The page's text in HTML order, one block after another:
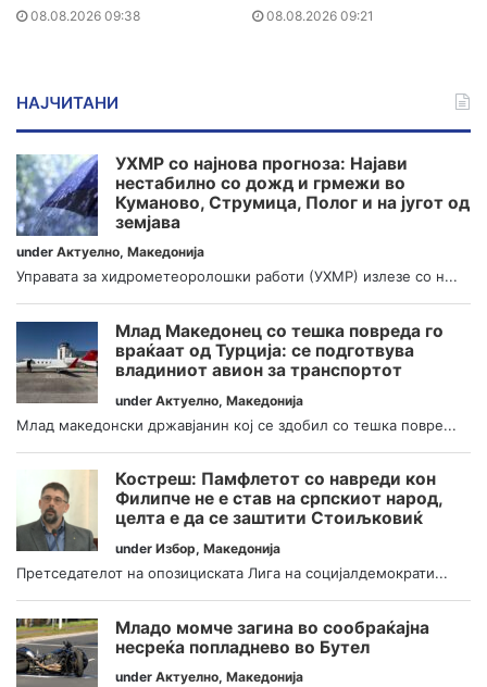
08.08.2026 09:38 08.08.2026 09:21
НАЈЧИТАНИ
УХМР со најнова прогноза: Најави
нестабилно со дожд и грмежи во
Куманово, Струмица, Полог и на југот од
земјава
under Актуелно, Македонија
Управата за хидрометеоролошки работи (УХМР) излезе со н...
Млад Македонец со тешка повреда го
враќаат од Турција: се подготвува
владиниот авион за транспортот
under Актуелно, Македонија
Млад македонски државјанин кој се здобил со тешка повре...
Костреш: Памфлетот со навреди кон
Филипче не е став на српскиот народ,
целта е да се заштити Стоиљковиќ
under Избор, Македонија
Претседателот на опозициската Лига на социјалдемократи...
Младо момче загина во сообраќајна
несреќа попладнево во Бутел
under Актуелно, Македонија